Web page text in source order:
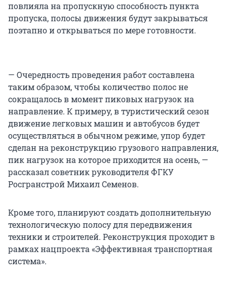
повлияла на пропускную способность пункта
пропуска, полосы движения будут закрываться
поэтапно и открываться по мере готовности.
— Очередность проведения работ составлена
таким образом, чтобы количество полос не
сокращалось в момент пиковых нагрузок на
направление. К примеру, в туристический сезон
движение легковых машин и автобусов будет
осуществляться в обычном режиме, упор будет
сделан на реконструкцию грузового направления,
пик нагрузок на которое приходится на осень, —
рассказал советник руководителя ФГКУ
Росгранстрой Михаил Семенов.
Кроме того, планируют создать дополнительную
технологическую полосу для передвижения
техники и строителей. Реконструкция проходит в
рамках нацпроекта «Эффективная транспортная
система».